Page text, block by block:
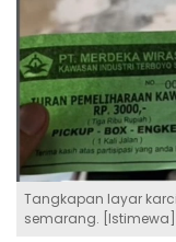
Tangkapan layar
semarang. [Istimewa]